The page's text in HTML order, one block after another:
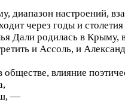
диапазон настроений,
через годы и
Дали родилась в
и Ассоль, и
влияние
—